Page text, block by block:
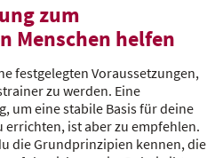
zum
Menschen helfen
festgelegten Voraussetzungen,
zu werden. Eine
um eine stabile Basis für deine
errichten, ist aber zu empfehlen.
die Grundprinzipien kennen, die